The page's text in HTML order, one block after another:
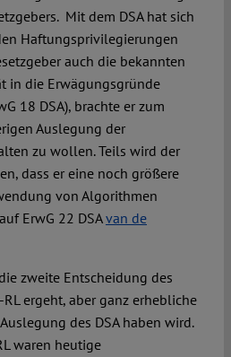
Mit dem DSA hat sich
Haftungsprivilegierungen
auch die bekannten
in die Erwägungsgründe
18 DSA), brachte er zum
Auslegung der
zu wollen. Teils wird der
dass er eine noch größere
von Algorithmen
ErwG 22 DSAvan de
zweite Entscheidung des
RL ergeht, aber ganz erhebliche
des DSA haben wird.
waren heutige